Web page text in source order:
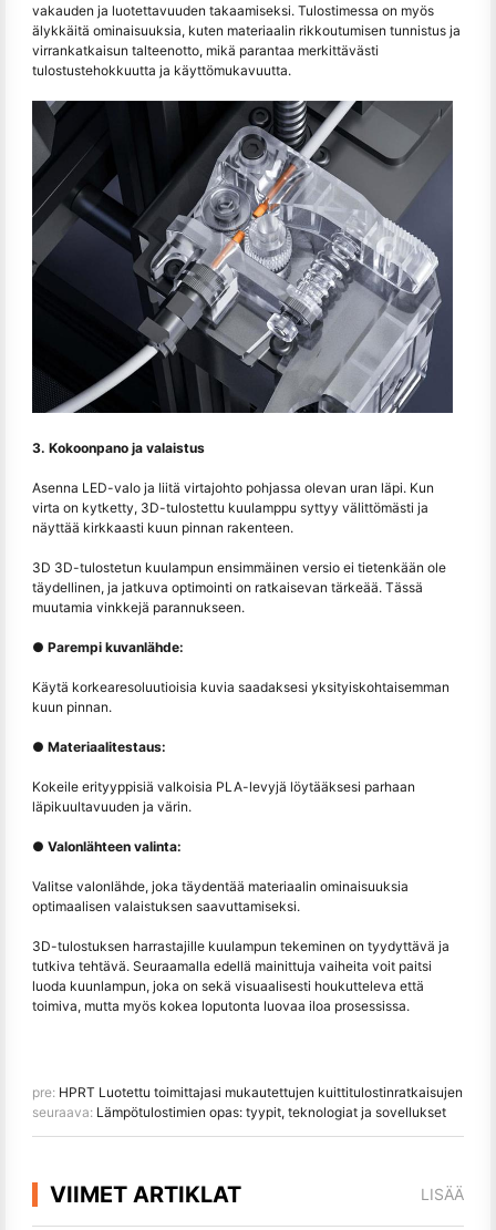
vakauden ja luotettavuuden takaamiseksi. Tulostimessa on myös
älykkäitä ominaisuuksia, kuten materiaalin rikkoutumisen tunnistus ja
virrankatkaisun talteenotto, mikä parantaa merkittävästi
tulostustehokkuutta ja käyttömukavuutta.
3. Kokoonpano ja valaistus
Asenna LED-valo ja liitä virtajohto pohjassa olevan uran läpi. Kun
virta on kytketty, 3D-tulostettu kuulamppu syttyy välittömästi ja
näyttää kirkkaasti kuun pinnan rakenteen.
3D 3D-tulostetun kuulampun ensimmäinen versio ei tietenkään ole
täydellinen, ja jatkuva optimointi on ratkaisevan tärkeää. Tässä
muutamia vinkkejä parannukseen.
● Parempi kuvanlähde:
Käytä korkearesoluutioisia kuvia saadaksesi yksityiskohtaisemman
kuun pinnan.
● Materiaalitestaus:
Kokeile erityyppisiä valkoisia PLA-levyjä löytääksesi parhaan
läpikuultavuuden ja värin.
● Valonlähteen valinta:
Valitse valonlähde, joka täydentää materiaalin ominaisuuksia
optimaalisen valaistuksen saavuttamiseksi.
3D-tulostuksen harrastajille kuulampun tekeminen on tyydyttävä ja
tutkiva tehtävä. Seuraamalla edellä mainittuja vaiheita voit paitsi
luoda kuunlampun, joka on sekä visuaalisesti houkutteleva että
toimiva, mutta myös kokea loputonta luovaa iloa prosessissa.
pre: HPRT Luotettu toimittajasi mukautettujen kuittitulostinratkaisujen
seuraava: Lämpötulostimien opas: tyypit, teknologiat ja sovellukset
VIIMET ARTIKLAT LISÄÄ